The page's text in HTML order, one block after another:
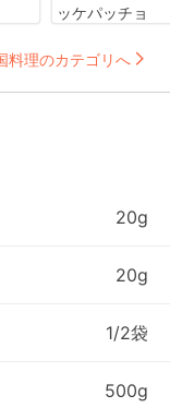
ッケパッチョ
料理のカテゴリへ
20g
20g
1/2袋
500g